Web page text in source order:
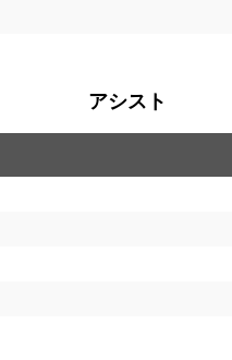
アシスト